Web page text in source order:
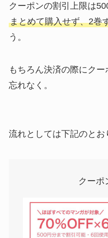
クーポンの割引上限は
まとめて購入せず、2巻
う。
もちろん決済の際にク
忘れなく。
流れとしては下記のとお
クーポ